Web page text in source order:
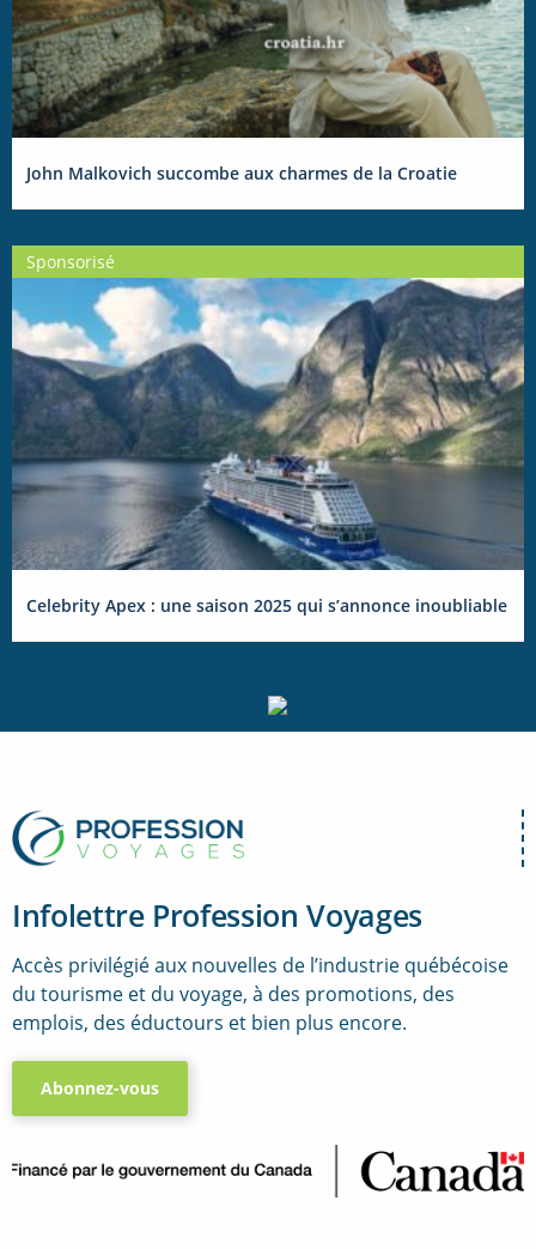
John Malkovich succombe aux charmes de la Croatie
Sponsorisé
Celebrity Apex : une saison 2025 qui s’annonce inoubliable
Infolettre Profession Voyages
Accès privilégié aux nouvelles de l’industrie québécoise
du tourisme et du voyage, à des promotions, des
emplois, des éductours et bien plus encore.
Abonnez-vous